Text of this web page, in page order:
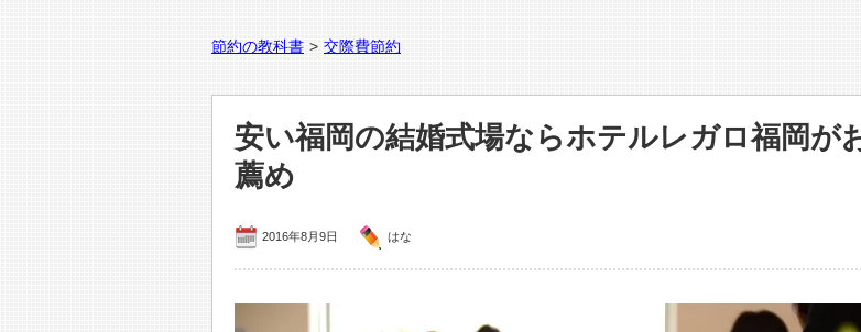
節約の教科書 > 交際費節約
安い福岡の結婚式場ならホテルレガロ福岡が
薦め
2016年8月9日 はな